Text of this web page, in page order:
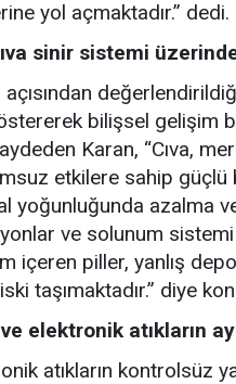
yol açmaktadır.” dedi.
sinir sistemi
açısından
bilişsel gelişim
Karan, “Cıva,
etkilere sahip
yoğunluğunda azalma
ve solunum
içeren piller, yanlış
taşımaktadır.” diye
elektronik atıkların
atıkların kontrolsüz